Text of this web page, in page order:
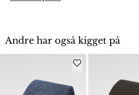
Andre har også kigget på